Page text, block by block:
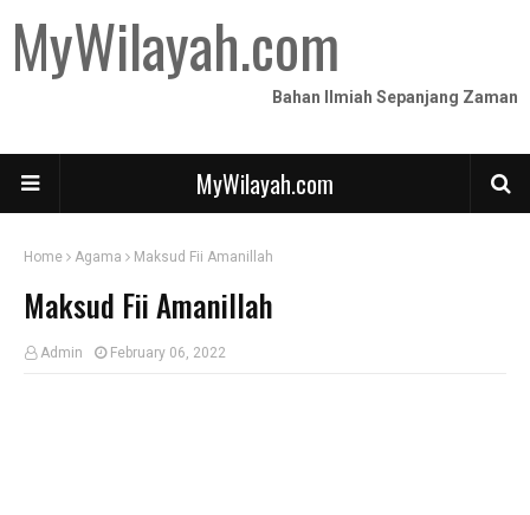
MyWilayah.com
Bahan Ilmiah Sepanjang Zaman
MyWilayah.com
Home Agama Maksud Fii Amanillah
Maksud Fii Amanillah
Admin February 06, 2022